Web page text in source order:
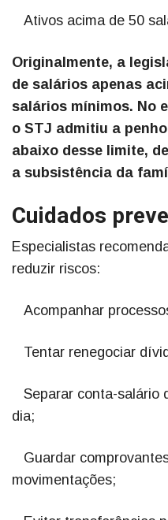
Ativos acima de 50
Originalmente, a
de salários apenas
salários mínimos. No
o STJ admitiu a
abaixo desse limite,
a subsistência da
Cuidados
Especialistas
reduzir riscos:
Acompanhar
Tentar renegociar
Separar conta-salário
dia;
Guardar
movimentações;